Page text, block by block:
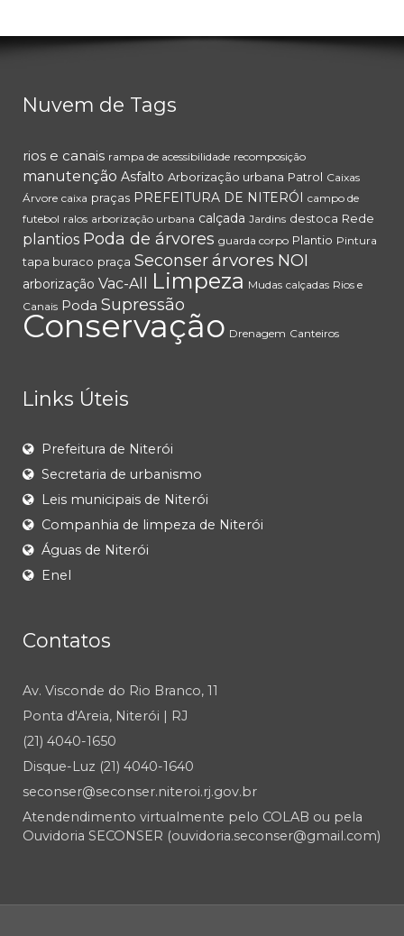
Nuvem de Tags
rios e canais rampa de acessibilidade recomposição
manutenção Asfalto Arborização urbana Patrol Caixas
Árvore caixa praças PREFEITURA DE NITERÓI
campo de
futebol ralos arborização urbana calçada Jardins destoca Rede
plantios Poda de árvores guarda corpo Plantio Pintura
tapa buraco praça Seconserárvores NOI
arborização Vac-All Limpeza Mudas calçadas Rios e
Canais Poda Supressão
Conservação Drenagem Canteiros
Links Úteis
Prefeitura de Niterói
Secretaria de urbanismo
Leis municipais de Niterói
Companhia de limpeza de Niterói
Águas de Niterói
Enel
Contatos
Av. Visconde do Rio Branco, 11
Ponta d'Areia, Niterói | RJ
(21) 4040-1650
Disque-Luz (21) 4040-1640
seconser@seconser.niteroi.rj.gov.br
Atendendimento virtualmente pelo COLAB ou pela
Ouvidoria SECONSER (ouvidoria.seconser@gmail.com)